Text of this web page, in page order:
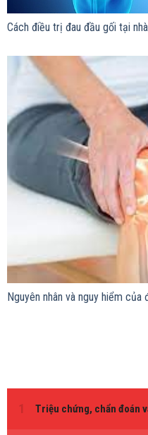
Cách điều trị đau đầu gối tại
Nguyên nhân và nguy hiểm của